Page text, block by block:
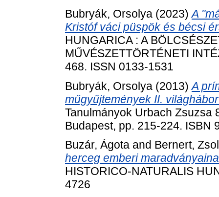
Bubryák, Orsolya (2023)A
Kristóf váci püspök és bécsi
HUNGARICA : A
MŰVÉSZETTÖRTÉNETI
468. ISSN 0133-1531
Bubryák, Orsolya (2013)A
műgyűjtemények II.
Tanulmányok Urbach Zsuzsa
Budapest, pp. 215-224. ISBN
Buzár, Ágota and Bernert,
herceg emberi
HISTORICO-NATURALIS
4726